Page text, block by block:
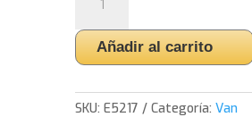
BluEarth-
Van
All
-
235/65/16
Añadir al carrito
SKU:E5217 Categoría:Van